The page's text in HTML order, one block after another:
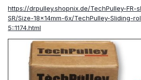
https://drpulley.shopnix.de/TechPulley-FR-
SR/Size-18x14mm-6x/TechPulley-Sliding-
5::1174.html